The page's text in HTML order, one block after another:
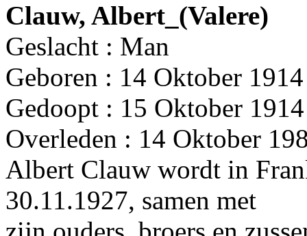
Clauw, Albert_(Valere)
Geslacht : Man
Geboren : 14 Oktober
Gedoopt : 15 Oktober
Overleden : 14 Oktober
Albert Clauw wordt in
30.11.1927, samen met